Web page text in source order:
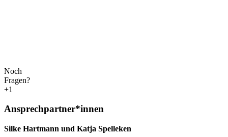
Noch
Fragen?
+1
Ansprechpartner*innen
Silke Hartmann und Katja Spelleken